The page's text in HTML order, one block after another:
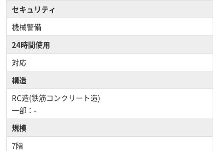
セキュリティ
機械警備
24時間使用
対応
構造
RC造(鉄筋コンクリート造)
一部：-
規模
7階